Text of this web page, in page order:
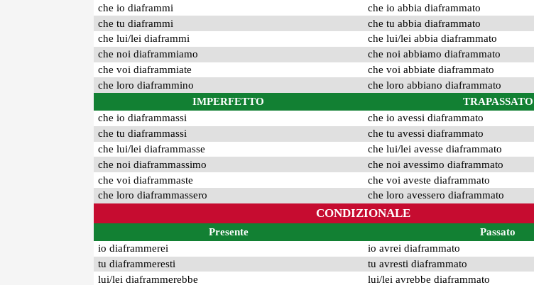
che io diaframmi
che tu diaframmi
che lui/lei diaframmi
che noi diaframmiamo
che voi diaframmiate
che loro diaframmino
IMPERFETTO
che io diaframmassi
che tu diaframmassi
che lui/lei diaframmasse
che noi diaframmassimo
che voi diaframmaste
che loro diaframmassero
che io abbia diaframmato
che tu abbia diaframmato
che lui/lei abbia diaframmato
che noi abbiamo diaframmato
che voi abbiate diaframmato
che loro abbiano diaframmato
TRAPASSATO
che io avessi diaframmato
che tu avessi diaframmato
che lui/lei avesse diaframmato
che noi avessimo diaframmato
che voi aveste diaframmato
che loro avessero diaframmato
CONDIZIONALE
Presente
io diaframmerei
tu diaframmeresti
lui/lei diaframmerebbe
Passato
io avrei diaframmato
tu avresti diaframmato
lui/lei avrebbe diaframmato